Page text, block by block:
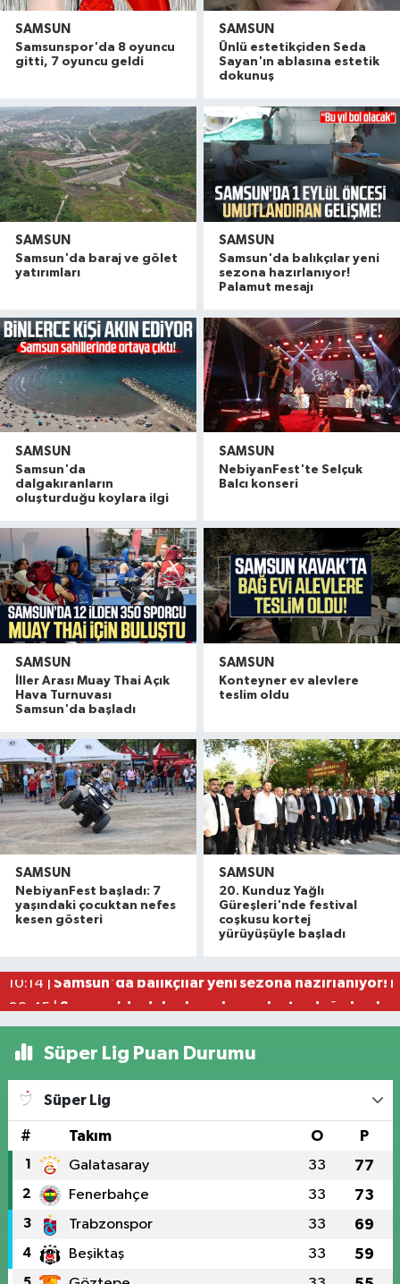
SAMSUN
Samsunspor'da 8 oyuncu
gitti, 7 oyuncu geldi
SAMSUN
Ünlü estetikçiden Seda
Sayan'ın ablasına estetik
dokunuş
SAMSUN
Samsun'da baraj ve gölet
yatırımları
SAMSUN
Samsun'da balıkçılar yeni
sezona hazırlanıyor!
Palamut mesajı
SAMSUN
Samsun'da
dalgakıranların
oluşturduğu koylara ilgi
SAMSUN
NebiyanFest'te Selçuk
Balcı konseri
SAMSUN
İller Arası Muay Thai Açık
Hava Turnuvası
Samsun'da başladı
SAMSUN
Konteyner ev alevlere
teslim oldu
SAMSUN
NebiyanFest başladı: 7
yaşındaki çocuktan nefes
kesen gösteri
SAMSUN
20. Kunduz Yağlı
Güreşleri'nde festival
coşkusu kortej
yürüyüşüyle başladı
11:39 |Samsunspor'da 8 oyuncu gitti, 7 oyuncu geldi
11:00 | Ünlü estetikçiden Seda Sayan'ın ablasına
Samsun'da baraj ve gölet yatırımları
09:45 |Samsun'da dalgakıranların oluşturduğu
Süper Lig Puan Durumu
Süper Lig
# Takım O P
1 Galatasaray 33 77
2 Fenerbahçe 33 73
3 Trabzonspor 33 69
4 Beşiktaş 33 59